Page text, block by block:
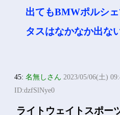
出てもBMWポルシ
タスはなかなか出な
45:名無しさん 2023/05/06(土)
ID:dzfSlNye0
ライトウェイトスポー